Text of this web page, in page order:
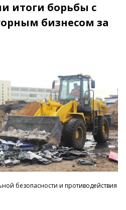
итоги борьбы с
бизнесом за
безопасности и противодействия